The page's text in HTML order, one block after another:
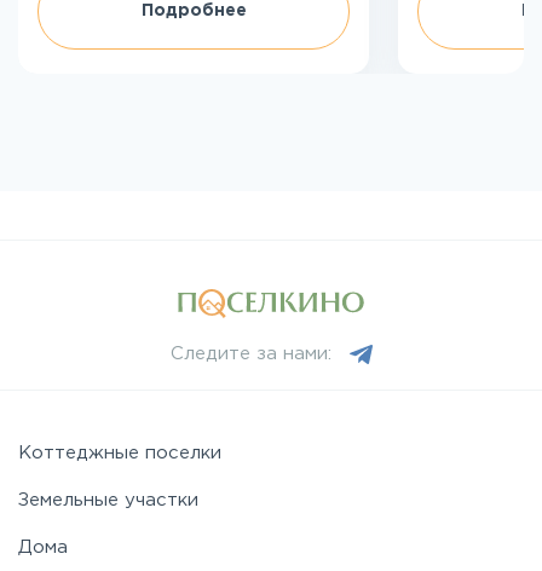
Подробнее
Следите за нами:
Коттеджные поселки
Земельные участки
Дома